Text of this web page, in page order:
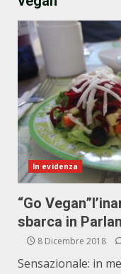
In evidenza
“Go
sbarca in
8 Dicembre 2018
Sensazionale: in